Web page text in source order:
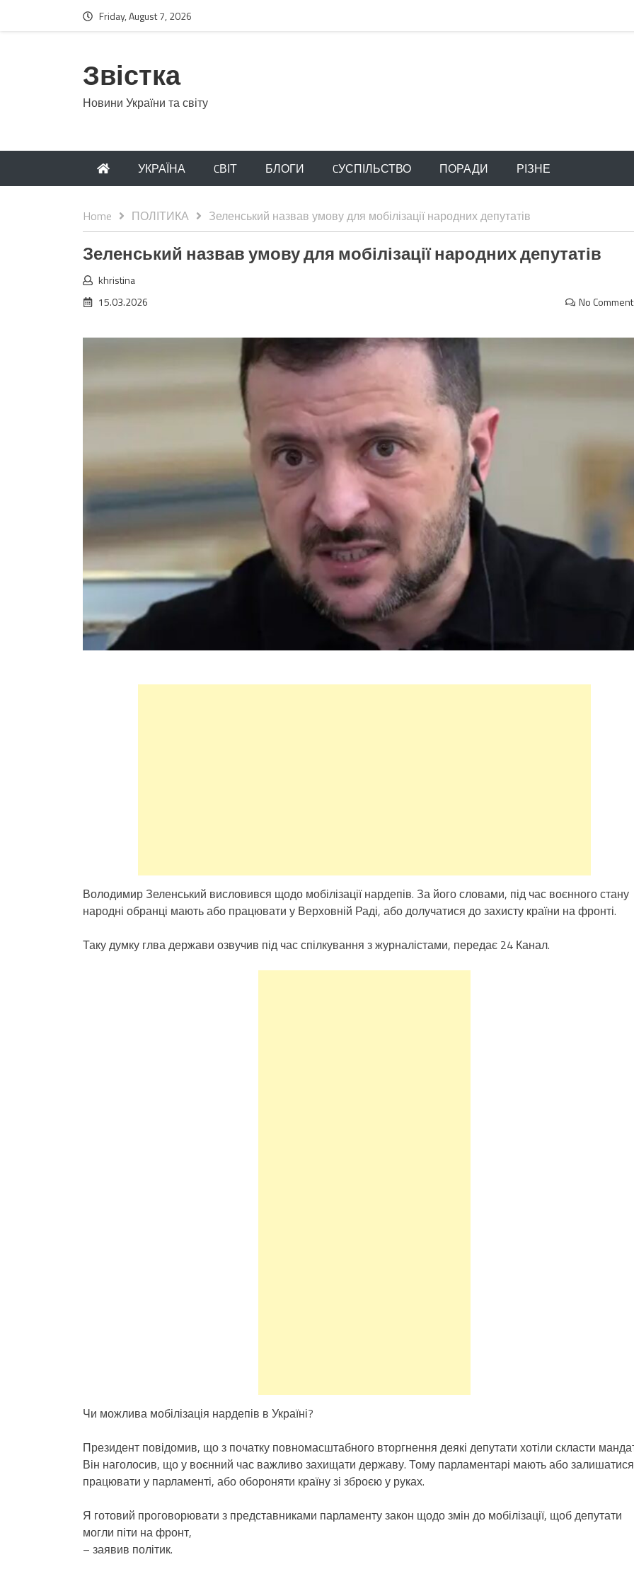
Friday, August 7, 2026
Звістка
Новини України та світу
УКРАЇНА CВІТ БЛОГИ CУСПІЛЬСТВО ПОРАДИ РІЗНЕ
Home ПОЛІТИКА Зеленський назвав умову для мобілізації народних депутатів
Зеленський назвав умову для мобілізації народних депутатів
khristina
15.03.2026
No
Володимир Зеленський висловився щодо мобілізації нардепів. За його словами, під час воєнного стану
народні обранці мають або працювати у Верховній Раді, або долучатися до захисту країни на фронті.
Таку думку глва держави озвучив під час спілкування з журналістами, передає 24 Канал.
Чи можлива мобілізація нардепів в Україні?
Президент повідомив, що з початку повномасштабного вторгнення деякі депутати хотіли скласти
Він наголосив, що у воєнний час важливо захищати державу. Тому парламентарі мають або залишатися
працювати у парламенті, або обороняти країну зі зброєю у руках.
Я готовий проговорювати з представниками парламенту закон щодо змін до мобілізації, щоб депутати
могли піти на фронт,
– заявив політик.